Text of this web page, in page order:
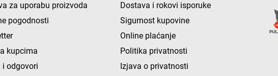
za uporabu proizvoda
pogodnosti
kupcima
i odgovori
Dostava i rokovi isporuke
Sigurnost kupovine
Online plaćanje
Politika privatnosti
Izjava o privatnosti